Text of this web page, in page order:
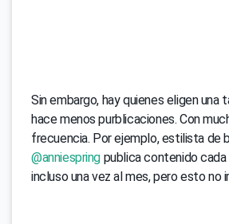
Sin embargo, hay quienes eligen una
hace menos purblicaciones. Con
frecuencia. Por ejemplo, estilista de
@anniespring publica contenido
incluso una vez al mes, pero esto no